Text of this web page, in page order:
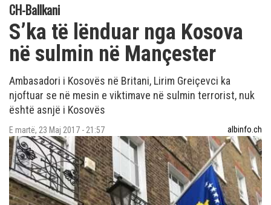
CH-Ballkani
S’ka të lënduar nga Kosova
në sulmin në Mançester
Ambasadori i Kosovës në Britani, Lirim Greiçevci ka
njoftuar se në mesin e viktimave në sulmin terrorist, nuk
është asnjë i Kosovës
E martë, 23 Maj 2017 - 21:57 albinfo.ch